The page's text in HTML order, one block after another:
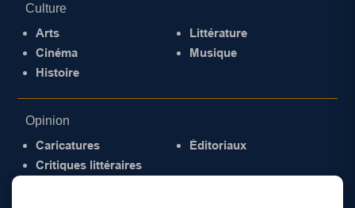
Culture
Arts
Cinéma
Histoire
Littérature
Musique
Opinion
Caricatures
Critiques littéraires
Éditoriaux